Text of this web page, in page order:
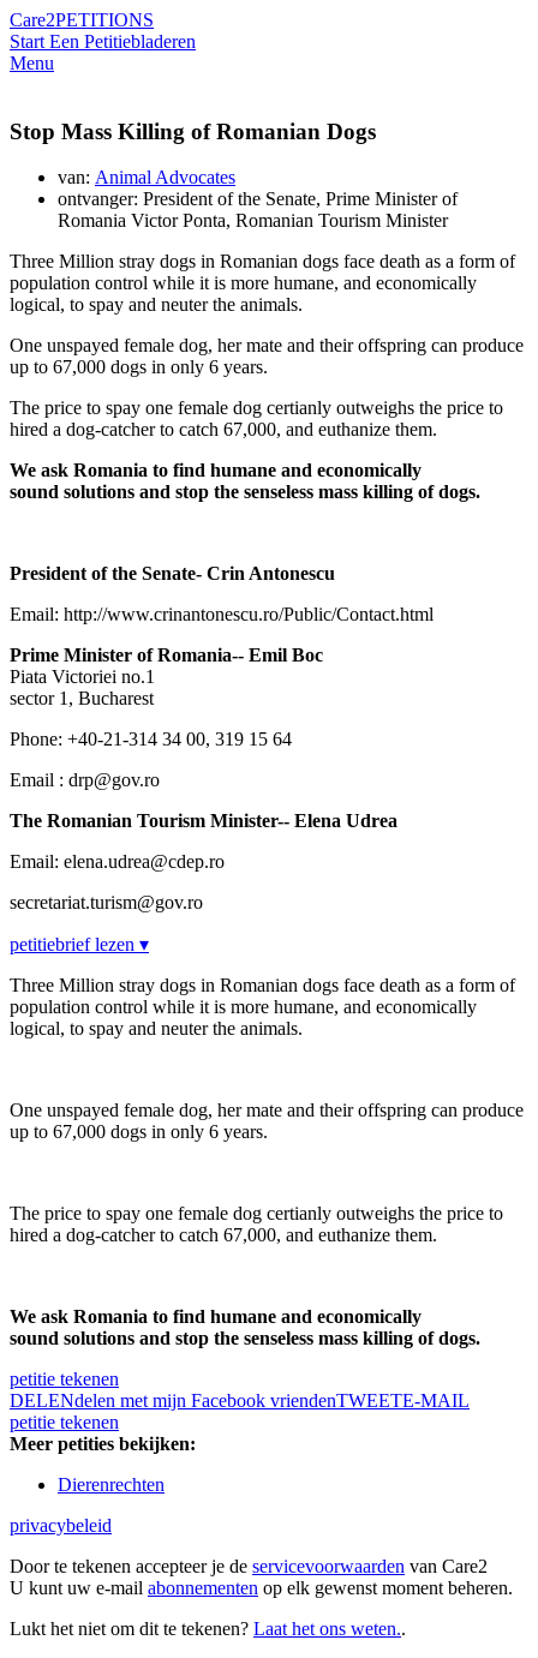
Care2PETITIONS
Start Een Petitiebladeren
Menu
Stop Mass Killing of Romanian Dogs
van: Animal Advocates
ontvanger: President of the Senate, Prime Minister of
Romania Victor Ponta, Romanian Tourism Minister
Three Million stray dogs in Romanian dogs face death as a form of
population control while it is more humane, and economically
logical, to spay and neuter the animals.
One unspayed female dog, her mate and their offspring can produce
up to 67,000 dogs in only 6 years.
The price to spay one female dog certianly outweighs the price to
hired a dog-catcher to catch 67,000, and euthanize them.
We ask Romania to find humane and economically
sound solutions and stop the senseless mass killing of dogs.
President of the Senate- Crin Antonescu
Email: http://www.crinantonescu.ro/Public/Contact.html
Prime Minister of Romania-- Emil Boc
Piata Victoriei no.1
sector 1, Bucharest
Phone: +40-21-314 34 00, 319 15 64
Email : drp@gov.ro
The Romanian Tourism Minister-- Elena Udrea
Email: elena.udrea@cdep.ro
secretariat.turism@gov.ro
petitiebrief lezen ▾
Three Million stray dogs in Romanian dogs face death as a form of
population control while it is more humane, and economically
logical, to spay and neuter the animals.
One unspayed female dog, her mate and their offspring can produce
up to 67,000 dogs in only 6 years.
The price to spay one female dog certianly outweighs the price to
hired a dog-catcher to catch 67,000, and euthanize them.
We ask Romania to find humane and economically
sound solutions and stop the senseless mass killing of dogs.
petitie tekenen
DELENdelen met mijn Facebook vriendenTWEETE-MAIL
petitie tekenen
Meer petities bekijken:
Dierenrechten
privacybeleid
Door te tekenen accepteer je de servicevoorwaarden van Care2
U kunt uw e-mail abonnementen op elk gewenst moment beheren.
Lukt het niet om dit te tekenen? Laat het ons weten..